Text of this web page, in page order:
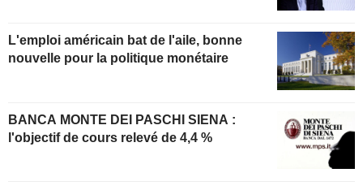
L'emploi américain bat de l'aile, bonne
nouvelle pour la politique monétaire
BANCA MONTE DEI PASCHI SIENA :
l'objectif de cours relevé de 4,4 %